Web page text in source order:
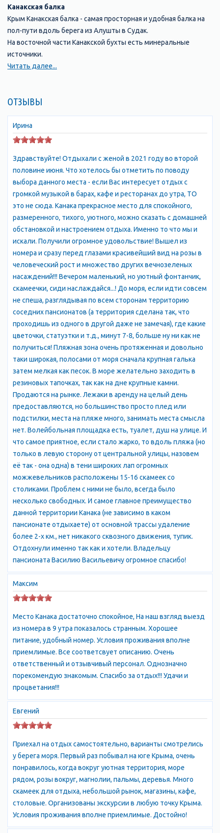
Канакская балка
Крым Канакская балка - самая просторная и удобная балка на
пол-пути вдоль берега из Алушты в Судак.
На восточной части Канакской бухты есть минеральные
источники.
Искать их нужно в глинистых сланцах в 5 - 7 метрах от моря.
содержит ионы магния и слегка горчит. Но настоящим
можжевельника высокого и фисташки туполистой. Эти
растения пережили ледниковый период и сохранились
ботанического сада на мысе Мартьян, в Канаке и Новом Свете.
В Канаке ( Канакская балка) растут очень старые деревья - 400-
700-летние, и совсем молодые, то есть идёт самосев,
естественное самовозобновление. Можжевельник - очень
ценная лесная порода. Можжевельник - долгожитель, живёт
до 1000 лет и более. Обогащает воздух фитонцидами,
которые губительны для микробов и вирусов. То есть можно
считать, что воздух в Канаке стерилен, как в операционной, и
действует как лечебный фактор на всех, находящихся в роще.
Фисташник - тоже полезное дерево, из смолы фисташки
делали в средние века лечебную жвачку, которой лечили
зубы и десны от кариеса и пародонтоза. Из листьев фисташки
изготавливали синюю краску для тканей, очень стойкую и
красивую, не хуже дорогой заморской индиго-краски. А вот
плоды фисташки съедобны только для птиц. Фисташка
хорошо укрепляет склоны, её корни уходят на 40 м в глубину.
Живёт она до 1000 лет, если люди не вырубят, или ураган не
сломает.
Пляж в Канакской балки песчано-галечный и экологически
чистый. Море само заботится о чистоте пляжа. На отмелях в
акватории Канакской бухты водятся крабы, мидии, рыбы…
Пляж в Канаке (Крым, Канакская Балка)
Для отдыха с детьми в Крыму самым важным является,
конечно же, наличие просторного пляжа - ведь малышам
хочется вольготно плескаться, а родителям - не упускать их
из вида! В Канаке находится один из самых просторных
пляжей Крыма. Протяженность этого песчано-галечного
пляжа - более двух километров! при ширине не менее 30
метров. Максимальная загрузка всех здравниц курорта Канака
в период высокого сезона - не более 2 тыс. человек. Средняя
площадь пляжа на одного человека составляет не менее 30
кв.м.!
Пляж Канакская Балка
оборудован лежаками и зонтиками. Здесь постоянно
работает пункт проката, в котором можно арендовать
надувной матрас или всевозможные надувные предметы для
детей.
На территории пляжа и вблизи него имеются: детская и
бильярд, тир, компьютерный клуб с Интернетом, дискотека,
фруктовый рынок, магазины, массажный кабинет.
Мягкий оздоровительный климат Канаки, где легко
переносятся даже самые знойные июльские дни, станет
отличным подспорьем для оздоровления детей и
укрепления иммунитета, а красота этих мест объединит Вашу
семью и наполнит позитивными воспоминаниями о
совместном отдыхе. В туристическом центре "Аквамарин"
Вам гарантирован радушный приём, комфортные номера и
отлично организованное питание Канакская Балка.
для Вашей семьи! Звоните нам - и мы обязательно поможем
интересные экскурсии и многое-многое другое!
Семейный отдых в Канаке (Крым, Канакская Балка)
В 60-х годах прошлого века в урочище Канака было начато
Читать далее...
ОТЗЫВЫ
Ирина
Здравствуйте! Отдыхали с женой в 2021 году во второй
половине июня. Что хотелось бы отметить по поводу
выбора данного места - если Вас интересует отдых с
громкой музыкой в барах, кафе и ресторанах до утра, ТО
это не сюда. Канака прекрасное место для спокойного,
размеренного, тихого, уютного, можно сказать с домашней
обстановкой и настроением отдыха. Именно то что мы и
искали. Получили огромное удовольствие! Вышел из
номера и сразу перед глазами красивейший вид на розы в
человеческий рост и множество других вечнозеленых
насаждений!!! Вечером маленький, но уютный фонтанчик,
скамеечки, сиди наслаждайся...! До моря, если идти совсем
не спеша, разглядывая по всем сторонам территорию
соседних пансионатов (а территория сделана так, что
проходишь из одного в другой даже не замечая), где какие
цветочки, статуэтки и т.д., минут 7-8, больше ну ни как не
получиться! Пляжная зона очень протяженная и довольно
таки широкая, полосами от моря сначала крупная галька
затем мелкая как песок. В море желательно заходить в
резиновых тапочках, так как на дне крупные камни.
Продаются на рынке. Лежаки в аренду на целый день
предоставляются, но большинство просто плед или
подстилки, места на пляже много, занимать места смысла
нет. Волейбольная площадка есть, туалет, душ на улице. И
что самое приятное, если стало жарко, то вдоль пляжа (но
только в левую сторону от центральной улицы, назовем
её так - она одна) в тени широких лап огромных
можжевельников расположены 15-16 скамеек со
столиками. Проблем с ними не было, всегда было
несколько свободных. И самое главное преимущество
данной территории Канака (не зависимо в каком
пансионате отдыхаете) от основной трассы удаление
более 2-х км., нет никакого сквозного движения, тупик.
Отдохнули именно так как и хотели. Владельцу
пансионата Василию Васильевичу огромное спасибо!
Максим
Место Канака достаточно спокойное, На наш взгляд выезд
из номера в 9 утра показалось странным. Хорошее
питание, удобный номер. Условия проживания вполне
приемлимые. Все соответсвует описанию. Очень
ответственный и отзывчивый персонал. Однозначно
порекомендую знакомым. Спасибо за отдых!!! Удачи и
процветания!!!
Евгений
Приехал на отдых самостоятельно, варианты смотрелись
у берега моря. Первый раз побывал на юге Крыма, очень
понравилось, когда вокруг уютная территория, море
рядом, розы вокруг, магнолии, пальмы, деревья. Много
скамеек для отдыха, небольшой рынок, магазины, кафе,
столовые. Организованы экскурсии в любую точку Крыма.
Условия проживания вполне приемлимые. Достойно!